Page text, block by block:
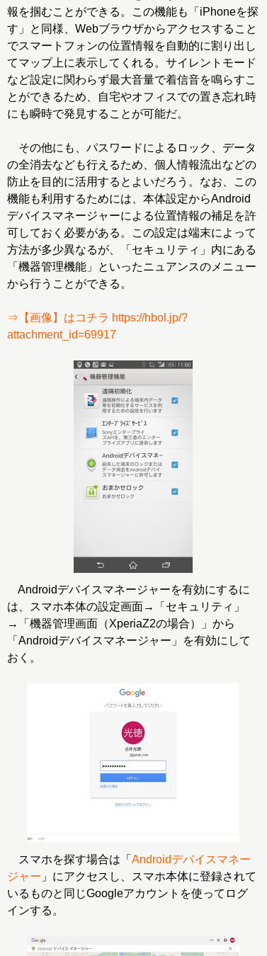
報を掴むことができる。この機能も「iPhoneを探
す」と同様、Webブラウザからアクセスすること
でスマートフォンの位置情報を自動的に割り出し
てマップ上に表示してくれる。サイレントモード
など設定に関わらず最大音量で着信音を鳴らすこ
とができるため、自宅やオフィスでの置き忘れ時
にも瞬時で発見することが可能だ。
その他にも、パスワードによるロック、データ
の全消去なども行えるため、個人情報流出などの
防止を目的に活用するとよいだろう。なお、この
機能も利用するためには、本体設定からAndroid
デバイスマネージャーによる位置情報の補足を許
可しておく必要がある。この設定は端末によって
方法が多少異なるが、「セキュリティ」内にある
「機器管理機能」といったニュアンスのメニュー
から行うことができる。
⇒【画像】はコチラ https://hbol.jp/?
attachment_id=69917
Androidデバイスマネージャーを有効にするに
は、スマホ本体の設定画面→「セキュリティ」
→「機器管理画面（XperiaZ2の場合）」から
「Androidデバイスマネージャー」を有効にして
おく。
スマホを探す場合は「 Androidデバイスマネー
ジャー 」にアクセスし、スマホ本体に登録されて
いるものと同じGoogleアカウントを使ってログ
インする。